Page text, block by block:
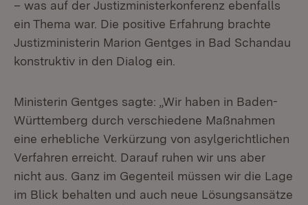
– was auf der Justizministerkonferenz ebenfalls
ein Thema war. Die positive Erfahrung brachte
Justizministerin Marion Gentges in Bad Schandau
konstruktiv in den Dialog ein.
Ministerin Gentges sagte: „Wir haben in Baden-
Württemberg durch verschiedene Maßnahmen
eine erhebliche Verkürzung von asylgerichtlichen
Verfahren erreicht. Darauf ruhen wir uns aber
nicht aus. Ganz im Gegenteil müssen wir die Lage
im Blick behalten und auch neue Lösungsansätze